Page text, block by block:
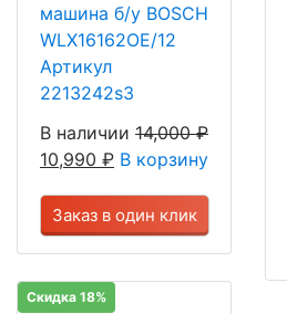
машина б/у BOSCH
WLX16162OE/12
Артикул
2213242s3
В наличии 14,000₽
10,990 ₽ В корзину
Заказ в один клик
Скидка 18%